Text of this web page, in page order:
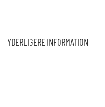
YDERLIGERE INFORMATION